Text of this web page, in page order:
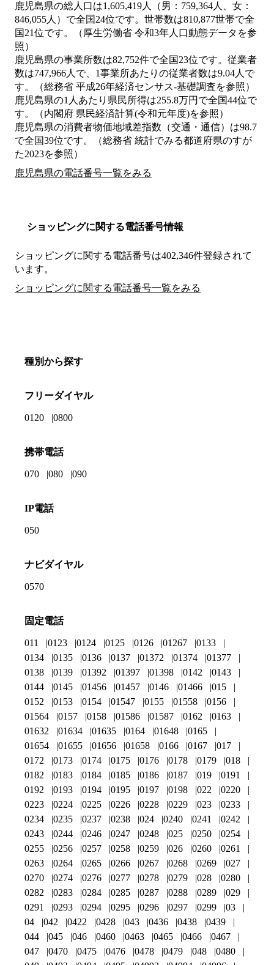
鹿児島県の総人口は1,605,419人（男：759,364人、女：
846,055人）で全国24位です。世帯数は810,877世帯で全
国21位です。（厚生労働省 令和3年人口動態データを参
照）
鹿児島県の事業所数は82,752件で全国23位です。従業者
数は747,966人で、1事業所あたりの従業者数は9.04人で
す。（総務省 平成26年経済センサス‐基礎調査を参照）
鹿児島県の1人あたり県民所得は255.8万円で全国44位で
す。（内閣府 県民経済計算(令和元年度)を参照）
鹿児島県の消費者物価地域差指数（交通・通信）は98.7
で全国39位です。（総務省 統計でみる都道府県のすが
た2023を参照）
鹿児島県の電話番号一覧をみる
ショッピングに関する電話番号情報
ショッピングに関する電話番号は402,346件登録されて
います。
ショッピングに関する電話番号一覧をみる
種別から探す
フリーダイヤル
0120 0800
携帯電話
070 080 090
IP電話
050
ナビダイヤル
0570
固定電話
011 0123 0124 0125 0126 01267
0133
0134
0135 0136 0137 01372 01374
01377
0138
0139 01392 01397 01398 0142
0143
0144
0145 01456 01457 0146 01466
015
0152
0153 0154 01547 0155 01558
0156
01564
0157 0158 01586 01587 0162
0163
01632
01634 01635 0164 01648
0165
01654
01655 01656 01658 0166 0167
017
0172
0173 0174 0175 0176 0178 0179
018
0182
0183 0184 0185 0186 0187 019
0191
0192
0193 0194 0195 0197 0198 022
0220
0223
0224 0225 0226 0228 0229 023
0233
0234
0235 0237 0238 024 0240 0241
0242
0243
0244 0246 0247 0248 025 0250
0254
0255
0256 0257 0258 0259 026 0260
0261
0263
0264 0265 0266 0267 0268 0269
027
0270
0274 0276 0277 0278 0279 028
0280
0282
0283 0284 0285 0287 0288 0289
029
0291
0293 0294 0295 0296 0297 0299
03
04
042 0422 0428 043 0436 0438
0439
044
045 046 0460 0463 0465 0466
0467
047
0470 0475 0476 0478 0479 048
0480